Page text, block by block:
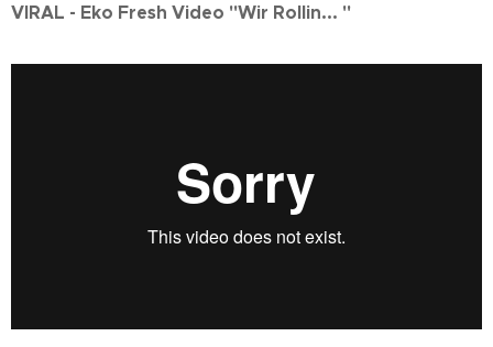
VIRAL - Eko Fresh Video "Wir Rollin... "